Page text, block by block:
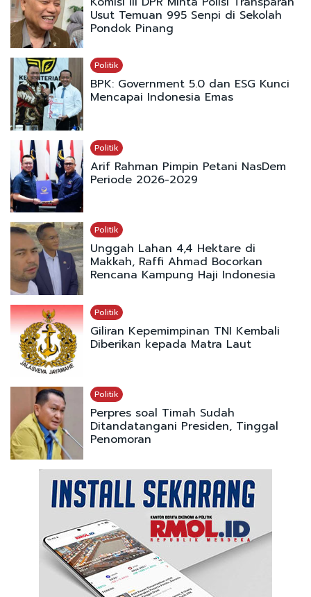
Usut Temuan 995 Senpi di Sekolah
Pondok Pinang
Politik
BPK: Government 5.0 dan ESG Kunci
Mencapai Indonesia Emas
Politik
Arif Rahman Pimpin Petani NasDem
Periode 2026-2029
Politik
Unggah Lahan 4,4 Hektare di
Makkah, Raffi Ahmad Bocorkan
Rencana Kampung Haji Indonesia
Politik
Giliran Kepemimpinan TNI Kembali
Diberikan kepada Matra Laut
Politik
Perpres soal Timah Sudah
Ditandatangani Presiden, Tinggal
Penomoran